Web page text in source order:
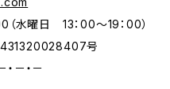
水曜日 13：00～19：00）
号
・－・－